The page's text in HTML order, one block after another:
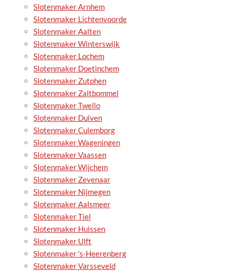
Slotenmaker Arnhem
Slotenmaker Lichtenvoorde
Slotenmaker Aalten
Slotenmaker Winterswijk
Slotenmaker Lochem
Slotenmaker Doetinchem
Slotenmaker Zutphen
Slotenmaker Zaltbommel
Slotenmaker Twello
Slotenmaker Duiven
Slotenmaker Culemborg
Slotenmaker Wageningen
Slotenmaker Vaassen
Slotenmaker Wijchem
Slotenmaker Zevenaar
Slotenmaker Nijmegen
Slotenmaker Aalsmeer
Slotenmaker Tiel
Slotenmaker Huissen
Slotenmaker Ulft
Slotenmaker 's-Heerenberg
Slotenmaker Varsseveld